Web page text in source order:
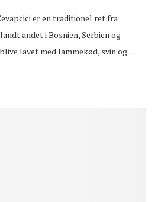
er en traditionel ret fra
andet i Bosnien, Serbien og
lavet med lammekød, svin og…